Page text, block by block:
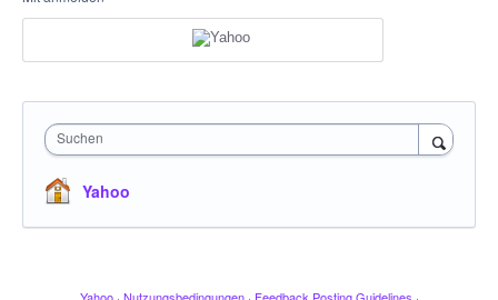
Suchen
Yahoo
Yahoo · Nutzungsbedingungen · Feedback Posting Guidelines ·